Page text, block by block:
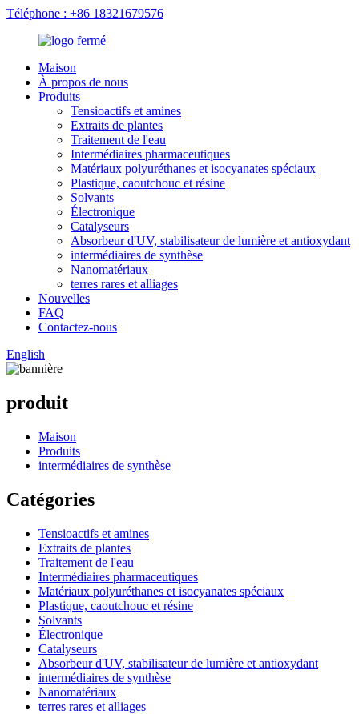
Téléphone : +86 18321679576
Maison
À propos de nous
Produits
Tensioactifs et amines
Extraits de plantes
Traitement de l'eau
Intermédiaires pharmaceutiques
Matériaux polyuréthanes et isocyanates spéciaux
Plastique, caoutchouc et résine
Solvants
Électronique
Catalyseurs
Absorbeur d'UV, stabilisateur de lumière et antioxydant
intermédiaires de synthèse
Nanomatériaux
terres rares et alliages
Nouvelles
FAQ
Contactez-nous
English
produit
Maison
Produits
intermédiaires de synthèse
Catégories
Tensioactifs et amines
Extraits de plantes
Traitement de l'eau
Intermédiaires pharmaceutiques
Matériaux polyuréthanes et isocyanates spéciaux
Plastique, caoutchouc et résine
Solvants
Électronique
Catalyseurs
Absorbeur d'UV, stabilisateur de lumière et antioxydant
intermédiaires de synthèse
Nanomatériaux
terres rares et alliages